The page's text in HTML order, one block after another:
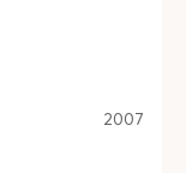
2007